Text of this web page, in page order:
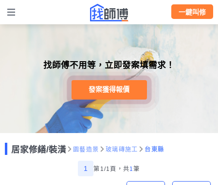
一鍵叫修
找師傅不用等，立即發案填需求！
發案獲得報價
居家修繕/裝潢 園藝造景 玻璃磚施工 台東縣
1 第1/1頁， 共1筆